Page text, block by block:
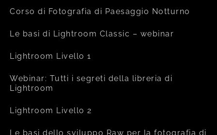
Corso di Fotografia di Paesaggio Notturno
Le basi di Lightroom Classic – webinar
Lightroom Livello 1
Webinar: Tutti i segreti della libreria di
Lightroom
Lightroom Livello 2
Le basi dello sviluppo Raw per la fotografia di